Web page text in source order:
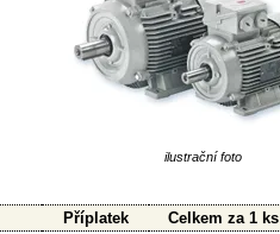
ilustrační foto
Příplatek Celkem za 1 ks